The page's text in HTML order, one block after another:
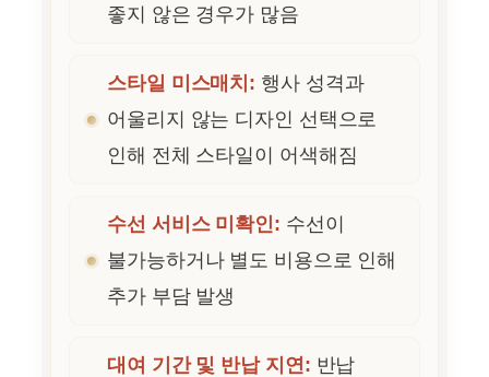
좋지 않은 경우가 많음
스타일 미스매치: 행사 성격과
어울리지 않는 디자인 선택으로
인해 전체 스타일이 어색해짐
수선 서비스 미확인: 수선이
불가능하거나 별도 비용으로 인해
추가 부담 발생
대여 기간 및 반납 지연: 반납